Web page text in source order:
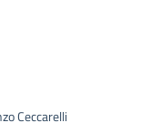
Ceccarelli